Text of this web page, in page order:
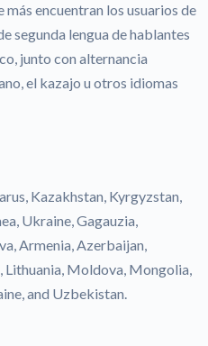
más encuentran los usuarios de
segunda lengua de hablantes
junto con alternancia
el kazajo u otros idiomas
Kazakhstan, Kyrgyzstan,
Ukraine, Gagauzia,
Armenia, Azerbaijan,
Lithuania, Moldova, Mongolia,
and Uzbekistan.